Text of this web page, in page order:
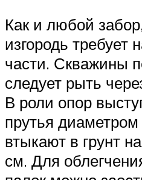
Как и любой
изгородь требует
части. Скважины
следует рыть
В роли опор
прутья
втыкают в грунт
см. Для